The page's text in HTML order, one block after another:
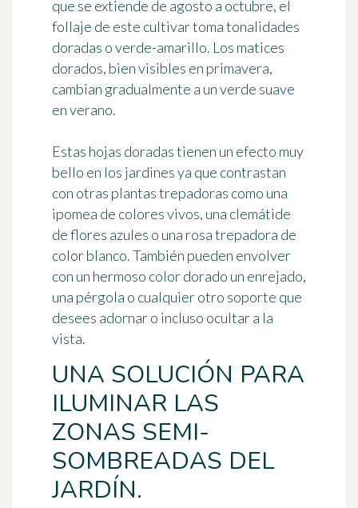
que se extiende de agosto a octubre, el
follaje de este cultivar toma tonalidades
doradas o verde-amarillo. Los matices
dorados, bien visibles en primavera,
cambian gradualmente a un verde suave
en verano.
Estas hojas doradas tienen un efecto muy
bello en los jardines ya que contrastan
con otras plantas trepadoras como una
ipomea de colores vivos, una clemátide
de flores azules o una rosa trepadora de
color blanco. También pueden envolver
con un hermoso color dorado un enrejado,
una pérgola o cualquier otro soporte que
desees adornar o incluso ocultar a la
vista.
UNA SOLUCIÓN PARA
ILUMINAR LAS
ZONAS SEMI-
SOMBREADAS DEL
JARDÍN.